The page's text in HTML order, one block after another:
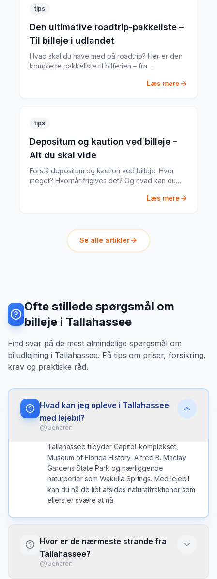
tips
Den ultimative roadtrip-pakkeliste –
Til billeje i udlandet
Hvad skal du have med på roadtrip? Her er den
komplette pakkeliste til bilferien – fra
Læs mere
tips
Depositum og kaution ved billeje –
Alt du skal vide
Forstå depositum og kaution ved billeje. Hvor
meget? Hvornår frigives det? Og hvad kan du
Læs mere
Se alle artikler
Ofte stillede spørgsmål om
billeje i Tallahassee
Find svar på de mest almindelige spørgsmål om
biludlejning i Tallahassee. Få tips om priser, forsikring,
krav og praktiske råd.
Hvad kan jeg opleve i Tallahassee
med lejebil?
Generelt
Tallahassee tilbyder Capitol-komplekset,
Museum of Florida History, Alfred B. Maclay
Gardens State Park og nærliggende
naturperler som Wakulla Springs. Med lejebil
kan du nå de lidt afsides naturattraktioner som
ellers er svære at nå.
Hvor er de nærmeste strande fra
Tallahassee?
Generelt